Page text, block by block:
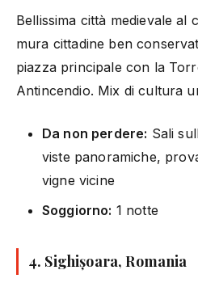
Bellissima città medievale al
mura cittadine ben
piazza principale con la
Antincendio. Mix di cultura
Da non perdere: Sali
viste panoramiche,
vigne vicine
Soggiorno: 1 notte
4. Sighișoara, Romania